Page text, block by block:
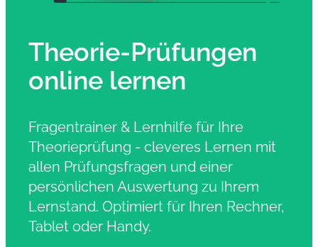
Theorie-Prüfungen
online lernen
Fragentrainer & Lernhilfe für Ihre
Theorieprüfung - cleveres Lernen mit
allen Prüfungsfragen und einer
persönlichen Auswertung zu Ihrem
Lernstand. Optimiert für Ihren Rechner,
Tablet oder Handy.